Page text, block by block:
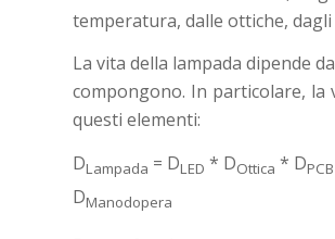
temperatura, dalle ottiche,
La vita della lampada dipende
compongono. In particolare, la
questi elementi:
DLampada = DLED * DOttica * DPCB
DManodopera